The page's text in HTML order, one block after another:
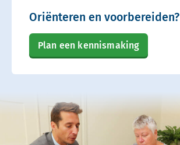
Oriënteren en voorbereiden?
Plan een kennismaking